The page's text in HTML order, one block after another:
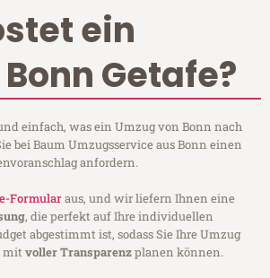
ein
Getafe?
einfach, was ein Umzug von Bonn nach
bei Baum Umzugsservice aus Bonn einen
anfordern.
Formularaus, und wir liefern Ihnen eine
, die perfekt auf Ihre individuellen
abgestimmt ist, sodass Sie Ihre Umzug
mitvoller Transparenzplanen können.